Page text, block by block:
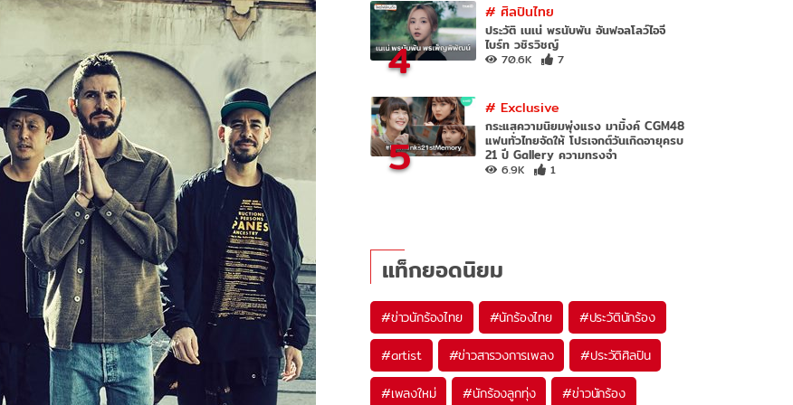
4
# ศิลปินไทย
ประวัติ เนเน่ พรนับพัน อันฟอลโลว์ไอจี
ไบร์ท วชิรวิชญ์
70.6K 7
5
# Exclusive
กระแสความนิยมพุ่งแรง มามิ้งค์ CGM48
แฟนทั่วไทยจัดให้ โปรเจกต์วันเกิดอายุครบ
21 ปี Gallery ความทรงจำ
6.9K 1
แท็กยอดนิยม
#ข่าวนักร้องไทย #นักร้องไทย #ประวัตินักร้อง
#artist #ข่าวสารวงการเพลง #ประวัติศิลปิน
#เพลงใหม่ #นักร้องลูกทุ่ง #ข่าวนักร้อง